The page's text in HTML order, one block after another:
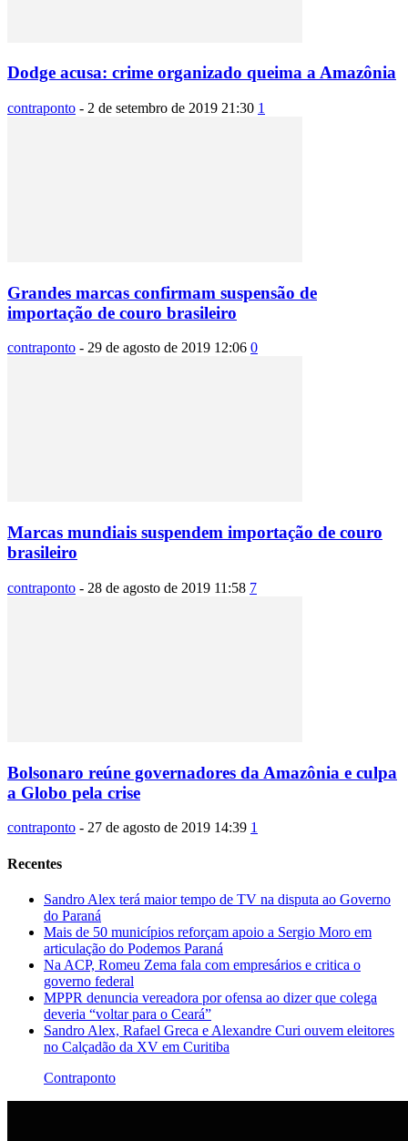
Dodge acusa: crime organizado queima a Amazônia
contraponto - 2 de setembro de 2019 21:30 1
Grandes marcas confirmam suspensão de
importação de couro brasileiro
contraponto - 29 de agosto de 2019 12:06 0
Marcas mundiais suspendem importação de couro
brasileiro
contraponto - 28 de agosto de 2019 11:58 7
Bolsonaro reúne governadores da Amazônia e culpa
a Globo pela crise
contraponto - 27 de agosto de 2019 14:39 1
Recentes
Sandro Alex terá maior tempo de TV na disputa ao Governo
do Paraná
Mais de 50 municípios reforçam apoio a Sergio Moro em
articulação do Podemos Paraná
Na ACP, Romeu Zema fala com empresários e critica o
governo federal
MPPR denuncia vereadora por ofensa ao dizer que colega
deveria “voltar para o Ceará”
Sandro Alex, Rafael Greca e Alexandre Curi ouvem eleitores
no Calçadão da XV em Curitiba
Contraponto